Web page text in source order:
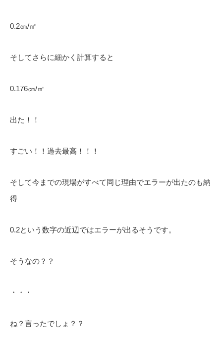
0.2㎝/㎡
そしてさらに細かく計算すると
0.176㎝/㎡
出た！！
すごい！！過去最高！！！
そして今までの現場がすべて同じ理由でエラーが出たのも納
得
0.2という数字の近辺ではエラーが出るそうです。
そうなの？？
・・・
ね？言ったでしょ？？